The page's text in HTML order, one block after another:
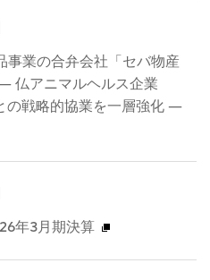
事業の合弁会社「セバ物産
仏アニマルヘルス企業
戦略的協業を一層強化 —
年3月期決算